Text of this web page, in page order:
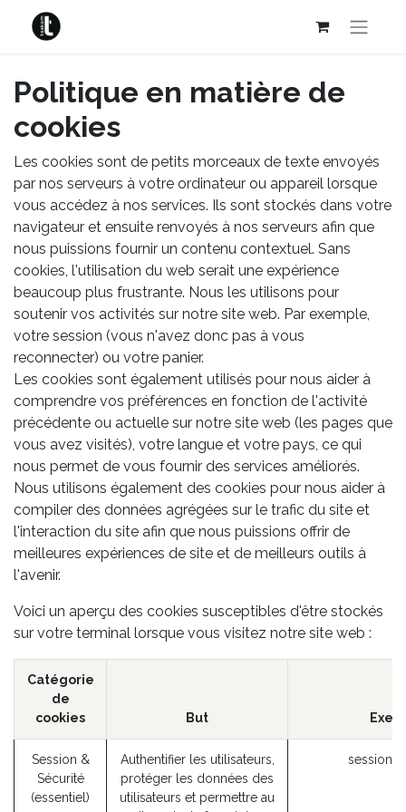
Politique en matière de
cookies
Les cookies sont de petits morceaux de texte envoyés
par nos serveurs à votre ordinateur ou appareil lorsque
vous accédez à nos services. Ils sont stockés dans votre
navigateur et ensuite renvoyés à nos serveurs afin que
nous puissions fournir un contenu contextuel. Sans
cookies, l'utilisation du web serait une expérience
beaucoup plus frustrante. Nous les utilisons pour
soutenir vos activités sur notre site web. Par exemple,
votre session (vous n'avez donc pas à vous
reconnecter) ou votre panier.
Les cookies sont également utilisés pour nous aider à
comprendre vos préférences en fonction de l'activité
précédente ou actuelle sur notre site web (les pages que
vous avez visités), votre langue et votre pays, ce qui
nous permet de vous fournir des services améliorés.
Nous utilisons également des cookies pour nous aider à
compiler des données agrégées sur le trafic du site et
l'interaction du site afin que nous puissions offrir de
meilleures expériences de site et de meilleurs outils à
l'avenir.
Voici un aperçu des cookies susceptibles d'être stockés
sur votre terminal lorsque vous visitez notre site web :
Catégorie
de
cookies
But
Session &
Sécurité
(essentiel)
Authentifier les utilisateurs,
protéger les données des
utilisateurs et permettre au